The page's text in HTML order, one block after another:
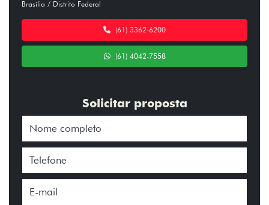
Brasília / Distrito Federal
(61) 3362-6200
(61) 4042-7558
Solicitar proposta